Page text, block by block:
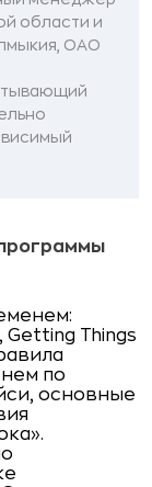
области и
ОАО
Things
по
основные